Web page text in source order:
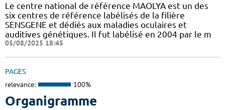
Le centre national de référence MAOLYA est un des
six centres de référence labélisés de la filière
SENSGENE et dédiés aux maladies oculaires et
auditives génétiques. Il fut labélisé en 2004 par le m
05/08/2025 18:45
PAGES
relevance: 100%
Organigramme